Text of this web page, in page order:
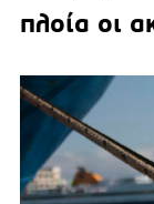
πλοία οι